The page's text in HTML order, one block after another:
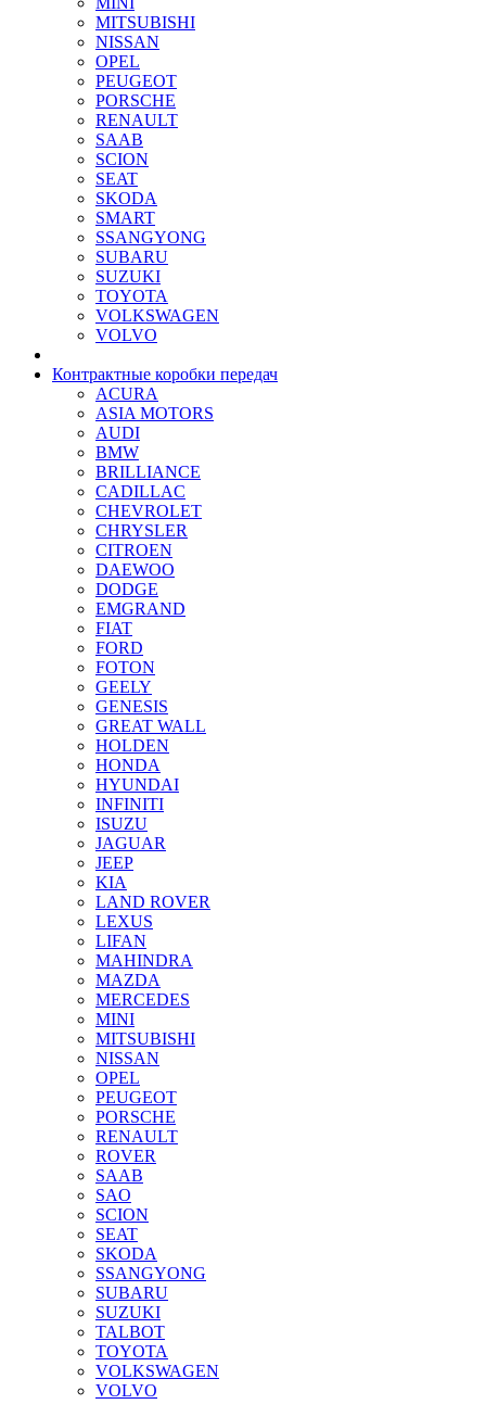
MITSUBISHI
NISSAN
OPEL
PEUGEOT
PORSCHE
RENAULT
SAAB
SCION
SEAT
SKODA
SMART
SSANGYONG
SUBARU
SUZUKI
TOYOTA
VOLKSWAGEN
VOLVO
Контрактные коробки передач
ACURA
ASIA MOTORS
AUDI
BMW
BRILLIANCE
CADILLAC
CHEVROLET
CHRYSLER
CITROEN
DAEWOO
DODGE
EMGRAND
FIAT
FORD
FOTON
GEELY
GENESIS
GREAT WALL
HOLDEN
HONDA
HYUNDAI
INFINITI
ISUZU
JAGUAR
JEEP
KIA
LAND ROVER
LEXUS
LIFAN
MAHINDRA
MAZDA
MERCEDES
MINI
MITSUBISHI
NISSAN
OPEL
PEUGEOT
PORSCHE
RENAULT
ROVER
SAAB
SAO
SCION
SEAT
SKODA
SSANGYONG
SUBARU
SUZUKI
TALBOT
TOYOTA
VOLKSWAGEN
VOLVO